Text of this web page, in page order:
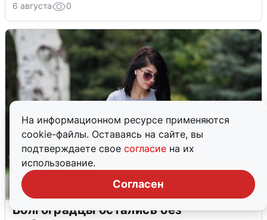
На информационном ресурсе применяются
cookie-файлы. Оставаясь на сайте, вы
подтверждаете свое согласие на их
использование.
Согласен
6 августа 0
Волгоградцы остались без